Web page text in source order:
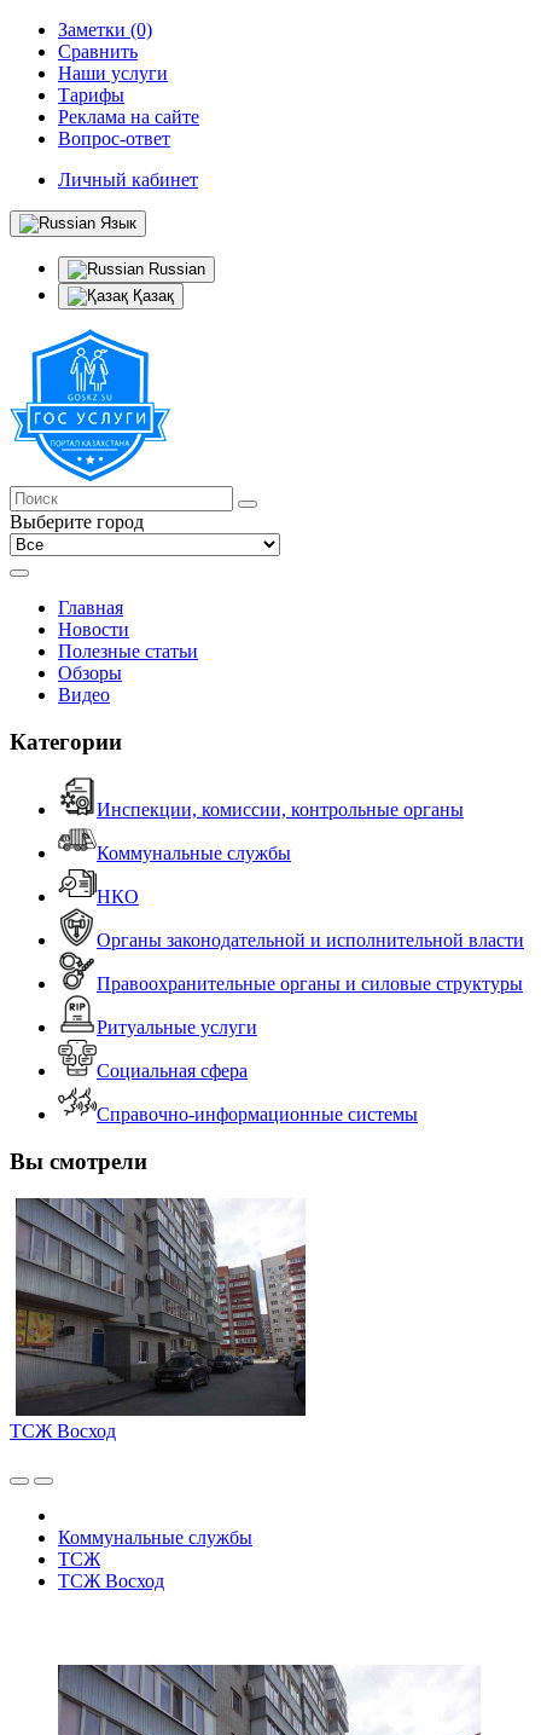
Заметки (0)
Сравнить
Наши услуги
Тарифы
Реклама на сайте
Вопрос-ответ
Личный кабинет
Язык
Russian
Қазақ
Выберите город
Главная
Новости
Полезные статьи
Обзоры
Видео
Категории
Инспекции, комиссии, контрольные органы
Коммунальные службы
НКО
Органы законодательной и исполнительной власти
Правоохранительные органы и силовые структуры
Ритуальные услуги
Социальная сфера
Справочно-информационные системы
Вы смотрели
ТСЖ Восход
Коммунальные службы
ТСЖ
ТСЖ Восход